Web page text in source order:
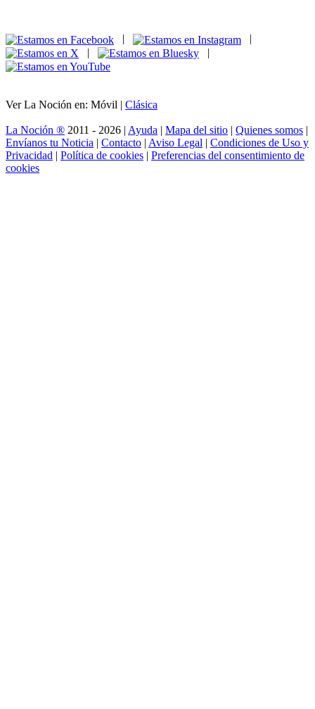
|
|
Ver La Noción en: Móvil | Clásica
La Noción ® 2011 - 2026 | Ayuda | Mapa del sitio | Quienes somos |
Envíanos tu Noticia | Contacto | Aviso Legal | Condiciones de Uso y
Privacidad | Política de cookies | Preferencias del consentimiento de
cookies